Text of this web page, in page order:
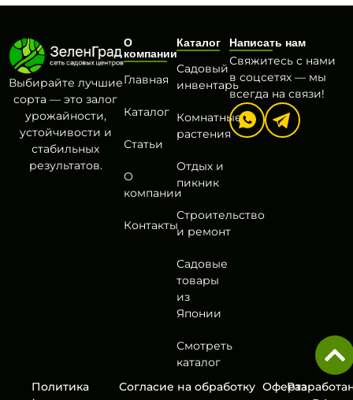
Выбирайте лучшие
сорта — это залог
урожайности,
устойчивости и
стабильных
результатов.
О
компании
Главная
Каталог
Статьи
О
компании
Контакты
Каталог
Садовый
инвентарь
Комнатные
растения
Отдых и
пикник
Строительство
и ремонт
Садовые
товары
из
Японии
Смотреть
каталог
Написать нам
Свяжитесь с нами
в соцсетях — мы
всегда на связи!
Политика
Согласие на обработку Оферта